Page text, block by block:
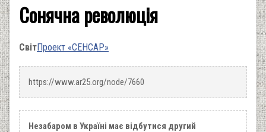
Сонячна революція
СвітПроект «СЕНСАР»
https://www.ar25.org/node/7660
Незабаром в Україні має відбутися другий